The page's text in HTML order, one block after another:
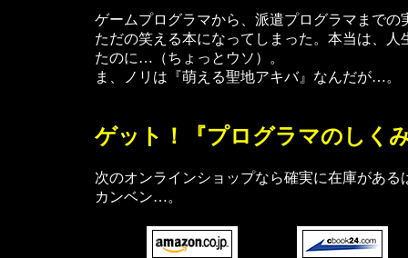
ゲームプログラマから、派遣プログラマまでの
ただの笑える本になってしまった。本当は、人
たのに…（ちょっとウソ）。
ま、ノリは『萌える聖地アキバ』なんだが…。
ゲット！『プログラマのしく
次のオンラインショップなら確実に在庫があ
カンベン…。